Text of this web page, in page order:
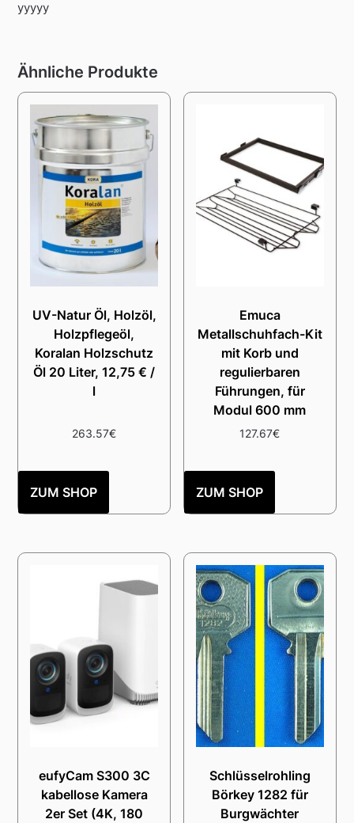
yyyyy
Ähnliche Produkte
UV-Natur Öl, Holzöl,
Holzpflegeöl,
Koralan Holzschutz
Öl 20 Liter, 12,75 € /
l
263.57€
ZUM SHOP
Emuca
Metallschuhfach-Kit
mit Korb und
regulierbaren
Führungen, für
Modul 600 mm
127.67€
ZUM SHOP
eufyCam S300 3C
kabellose Kamera
2er Set (4K, 180
Schlüsselrohling
Börkey 1282 für
Burgwächter